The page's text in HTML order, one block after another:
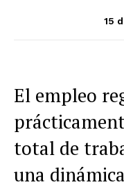
15
El empleo
total de
una